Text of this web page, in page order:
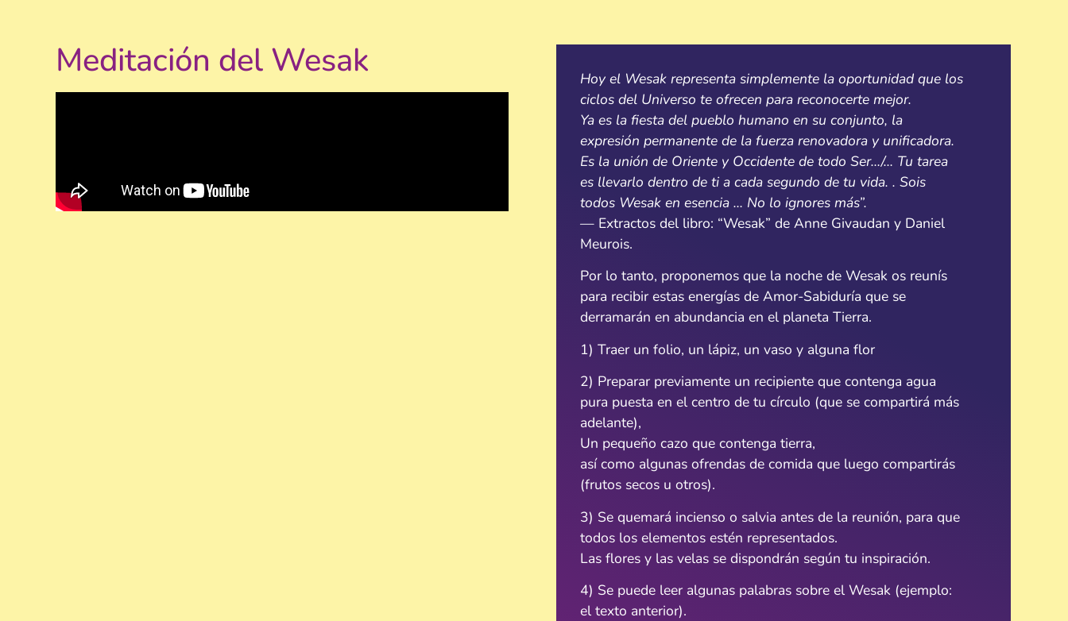
Meditación del Wesak
Hoy el Wesak representa simplemente la oportunidad que los
ciclos del Universo te ofrecen para reconocerte mejor.
Ya es la fiesta del pueblo humano en su conjunto, la
expresión permanente de la fuerza renovadora y unificadora.
Es la unión de Oriente y Occidente de todo Ser…/… Tu tarea
es llevarlo dentro de ti a cada segundo de tu vida. . Sois
todos Wesak en esencia … No lo ignores más”.
— Extractos del libro: “Wesak” de Anne Givaudan y Daniel
Meurois.
Por lo tanto, proponemos que la noche de Wesak os reunís
para recibir estas energías de Amor-Sabiduría que se
derramarán en abundancia en el planeta Tierra.
1) Traer un folio, un lápiz, un vaso y alguna flor
2) Preparar previamente un recipiente que contenga agua
pura puesta en el centro de tu círculo (que se compartirá más
adelante),
Un pequeño cazo que contenga tierra,
así como algunas ofrendas de comida que luego compartirás
(frutos secos u otros).
3) Se quemará incienso o salvia antes de la reunión, para que
todos los elementos estén representados.
Las flores y las velas se dispondrán según tu inspiración.
4) Se puede leer algunas palabras sobre el Wesak (ejemplo:
el texto anterior).